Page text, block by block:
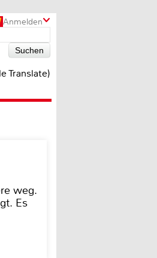
Anmelden
Translate)
weg.
Es